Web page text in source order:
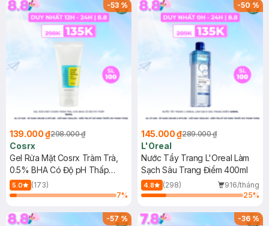
-53%
139.000 ₫298.000 ₫
Cosrx
Gel Rửa Mặt Cosrx Tràm Trà,
0.5% BHA Có Độ pH Thấp
150ml
5.0
(173)
7%
-50%
145.000 ₫289.000 ₫
L'Oreal
Nước Tẩy Trang L'Oreal Làm
Sạch Sâu Trang Điểm 400ml
4.8 (298)
916/tháng
25%
-57% -36%